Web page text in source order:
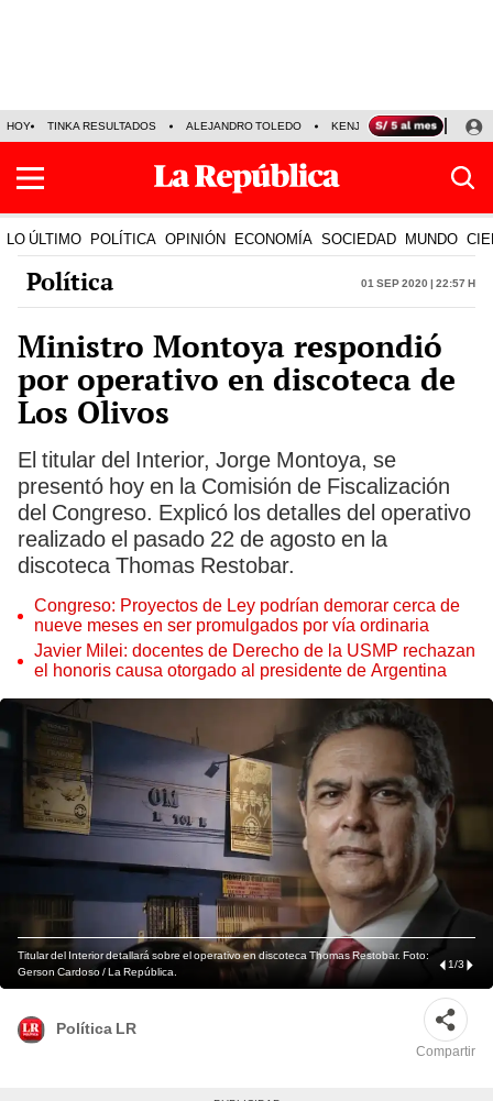
HOY TINKA RESULTADOS ALEJANDRO TOLEDO KENJI FUJIMORI
LO ÚLTIMO POLÍTICA OPINIÓN ECONOMÍA SOCIEDAD MUNDO
Política 01 Sep 2020 | 22:57 h
Ministro Montoya respondió
por operativo en discoteca de
Los Olivos
El titular del Interior, Jorge Montoya, se
presentó hoy en la Comisión de Fiscalización
del Congreso. Explicó los detalles del operativo
realizado el pasado 22 de agosto en la
discoteca Thomas Restobar.
Congreso: Proyectos de Ley podrían demorar cerca de
nueve meses en ser promulgados por vía ordinaria
Javier Milei: docentes de Derecho de la USMP rechazan
el honoris causa otorgado al presidente de Argentina
Titular del Interior detallará sobre el operativo en discoteca Thomas Restobar. Foto:
Gerson Cardoso / La República.
1/3
Política LR
Compartir